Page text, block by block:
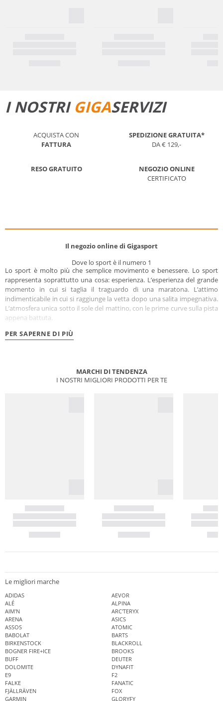
I NOSTRI GIGASERVIZI
ACQUISTA CON
FATTURA
SPEDIZIONE GRATUITA*
DA € 129,-
RESO GRATUITO
NEGOZIO ONLINE
CERTIFICATO
Il negozio online di Gigasport
Dove lo sport è il numero 1
Lo sport è molto più che semplice movimento e benessere. Lo sport
rappresenta soprattutto una cosa: esperienza. L’esperienza del grande
momento in cui si taglia il traguardo di una maratona. L’attimo
indimenticabile in cui si raggiunge la vetta dopo una salita impegnativa.
L’atmosfera unica sotto il sole del mattino, con le prime curve sulla pista
appena battuta.
PER SAPERNE DI PIÙ
MARCHI DI TENDENZA
I NOSTRI MIGLIORI PRODOTTI PER TE
Le migliori marche
ADIDAS
AEVOR
ALÉ
ALPINA
AIM'N
ARC'TERYX
ARENA
ASICS
ASSOS
ATOMIC
BABOLAT
BARTS
BIRKENSTOCK
BLACKROLL
BOGNER FIRE+ICE
BROOKS
BUFF
DEUTER
DOLOMITE
DYNAFIT
E9
F2
FALKE
FANATIC
FJÄLLRÄVEN
FOX
GARMIN
GLORYFY